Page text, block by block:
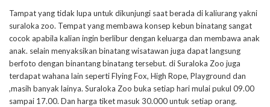
Tampat yang tidak lupa untuk dikunjungi saat berada di kaliurang yakni
suraloka zoo. Tempat yang membawa konsep kebun binatang sangat
cocok apabila kalian ingin berlibur dengan keluarga dan membawa anak
anak. selain menyaksikan binatang wisatawan juga dapat langsung
berfoto dengan binantang binatang tersebut. di Suraloka Zoo juga
terdapat wahana lain seperti Flying Fox, High Rope, Playground dan
,masih banyak lainya. Suraloka Zoo buka setiap hari mulai pukul 09.00
sampai 17.00. Dan harga tiket masuk 30.000 untuk setiap orang.